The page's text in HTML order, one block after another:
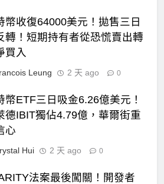
幣收復64000美元！拋售三日
轉！短期持有者從恐慌賣出轉
買入
Leung 2 天 ago 0
幣ETF三日吸金6.26億美元！
德IBIT獨佔4.79億，華爾街重
心
Hui 2 天 ago 0
法案最後闖關！開發者